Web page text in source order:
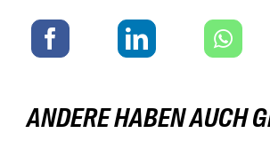
ANDERE HABEN AUCH